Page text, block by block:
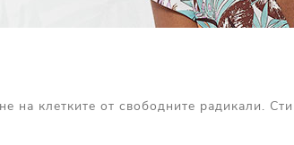
клетките от свободните радикали.